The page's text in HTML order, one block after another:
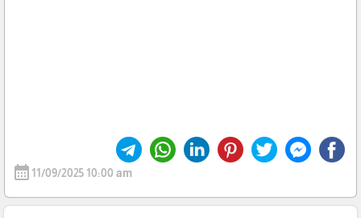
calendar_month 11/09/2025 10:00 am